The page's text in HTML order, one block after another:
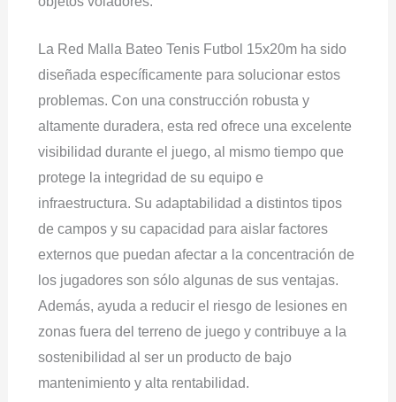
La Red Malla Bateo Tenis Futbol 15x20m ha sido
diseñada específicamente para solucionar estos
problemas. Con una construcción robusta y
altamente duradera, esta red ofrece una excelente
visibilidad durante el juego, al mismo tiempo que
protege la integridad de su equipo e
infraestructura. Su adaptabilidad a distintos tipos
de campos y su capacidad para aislar factores
externos que puedan afectar a la concentración de
los jugadores son sólo algunas de sus ventajas.
Además, ayuda a reducir el riesgo de lesiones en
zonas fuera del terreno de juego y contribuye a la
sostenibilidad al ser un producto de bajo
mantenimiento y alta rentabilidad.